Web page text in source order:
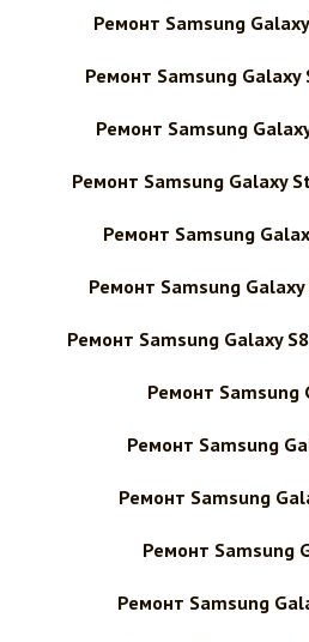
Ремонт Samsung
Ремонт Samsung Galaxy
Ремонт Samsung
Ремонт Samsung Galaxy
Ремонт Samsung
Ремонт Samsung Galaxy
Ремонт Samsung Galaxy
Ремонт Samsung
Ремонт Samsung
Ремонт Samsung
Ремонт Samsung
Ремонт Samsung